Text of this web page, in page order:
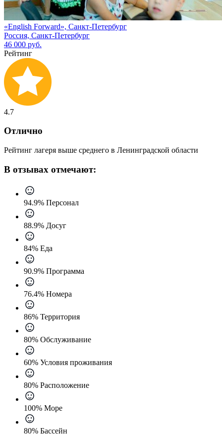
«English Forward», Санкт-Петербург
Россия, Санкт-Петербург
46 000 руб.
Рейтинг
4.7
Отлично
Рейтинг лагеря выше среднего в Ленинградской области
В отзывах отмечают:
94.9% Персонал
88.9% Досуг
84% Еда
90.9% Программа
76.4% Номера
86% Территория
80% Обслуживание
60% Условия проживания
80% Расположение
100% Море
80% Бассейн